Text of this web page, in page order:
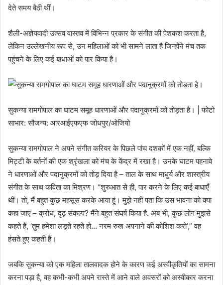
देते समय बैठी थीं।
शैली-अज्ञेयवादी उत्सव वास्तव में विभिन्न प्रकार के संगीत की पेशकश करता है,
लेकिन उल्लेखनीय रूप से, उन महिलाओं को भी सामने लाता है जिन्होंने मंच तक
पहुंचने के लिए कई बाधाओं को पार किया है।
सुकन्या रामगोपाल का घाटम समूह धारणाओं और पदानुक्रमों को तोड़ता है। | फोटो
साभार: सौजन्य: आरआईएफएफ जोधपुर/ओजियो
सुकन्या रामगोपाल ने अपने संगीत करियर के पिछले पांच दशकों में एक नहीं, बल्कि
मिट्टी के बर्तनों की एक श्रृंखला को मंच के केंद्र में रखा है। उनके घाटम पहनावे
ने धारणाओं और पदानुक्रमों को तोड़ दिया है – ताल के साथ माधुर्य और शास्त्रीय
संगीत के साथ कविता का मिश्रण। “शुरुआत से ही, पार करने के लिए कई बाधाएँ
थीं। तो, मैं बहुत कुछ महसूस करके आया हूं। मुझे नहीं पता कि उस भावना को क्या
कहा जाए – क्रोध, दृढ़ संकल्प? मैंने बहुत संघर्ष किया है. अब भी, कुछ लोग मुझसे
कहते हैं, ‘तुम हमेशा लड़ते रहते हो… नरम रुख अपनाने की कोशिश करो’,” वह
हंसते हुए कहती हैं।
जबकि सुकन्या को एक महिला तालवादक होने के कारण कई अस्वीकृतियों का सामना
करना पड़ा है, वह कभी-कभी अपने रास्ते में आने वाले अवसरों को अस्वीकार करना